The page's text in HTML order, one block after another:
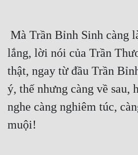
Tính Cách Nhân Vật :
Cơ Trí
Sát Phạt Quyết Đoán
Vô Sỉ
lắng, lời nói của Trần
thật, ngay từ đầu Trần
ý, thế nhưng càng về sau,
nghe càng nghiêm túc,
muội!